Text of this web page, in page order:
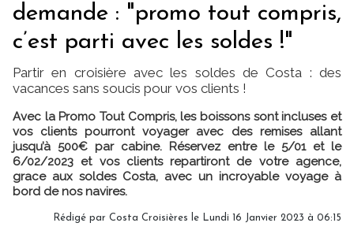
demande : "promo tout compris,
c’est parti avec les soldes !"
Partir en croisière avec les soldes de Costa : des
vacances sans soucis pour vos clients !
Avec la Promo Tout Compris, les boissons sont incluses et
vos clients pourront voyager avec des remises allant
jusqu’à 500€ par cabine. Réservez entre le 5/01 et le
6/02/2023 et vos clients repartiront de votre agence,
grace aux soldes Costa, avec un incroyable voyage à
bord de nos navires.
Rédigé par Costa Croisières le Lundi 16 Janvier 2023 à 06:15